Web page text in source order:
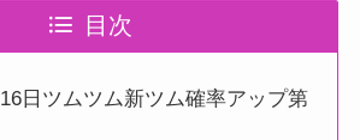
目次
日ツムツム新ツム確率アップ第